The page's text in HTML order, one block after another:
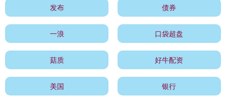
发布 债券
一浪 口袋超盘
菇质 好牛配资
美国 银行